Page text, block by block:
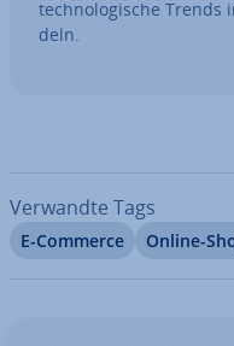
tech­no­lo­gi­sche Trends
deln.
Verwandte Tags
E-Commerce Online-